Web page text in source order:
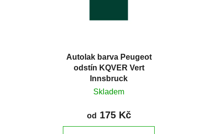
Autolak barva Peugeot
odstín KQVER Vert
Innsbruck
Skladem
od 175 Kč